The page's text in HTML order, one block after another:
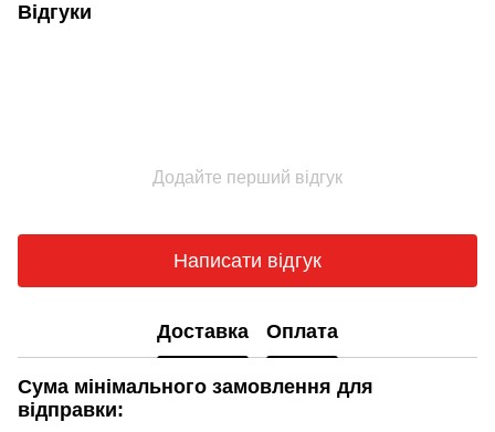
Відгуки
Додайте перший відгук
Написати відгук
Доставка Оплата
Сума мінімального замовлення для
відправки: